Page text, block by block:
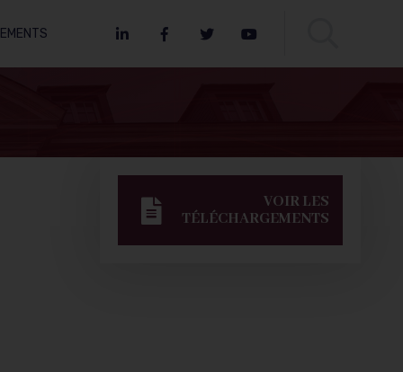
LinkedInFacebookTwitterYoutube
VOIR LES
TÉLÉCHARGEMENTS